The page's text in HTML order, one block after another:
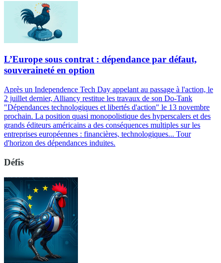
L’Europe sous contrat : dépendance par défaut,
souveraineté en option
Après un Independence Tech Day appelant au passage à l'action, le
2 juillet dernier, Alliancy restitue les travaux de son Do-Tank
"Dépendances technologiques et libertés d'action" le 13 novembre
prochain. La position quasi monopolistique des hyperscalers et des
grands éditeurs américains a des conséquences multiples sur les
entreprises européennes : financières, technologiques... Tour
d'horizon des dépendances induites.
Défis